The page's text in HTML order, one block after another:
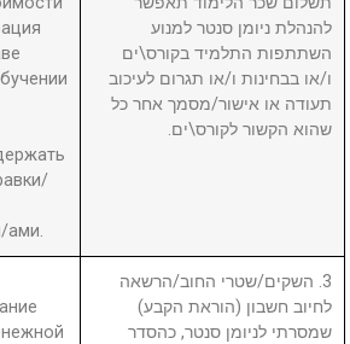
ами.
להנהלת ניומן סנטר למנוע
השתתפות התלמיד בקורס\ים
ו/או בבחינות ו/או תגרום לעיכוב
תעודה או אישור/מסמך אחר כל
שהוא הקשור לקורס\ים.
3. השקים/שטרי החוב/הרשאה
לחיוב חשבון (הוראת הקבע)
שמסרתי לניומן סנטר, כהסדר